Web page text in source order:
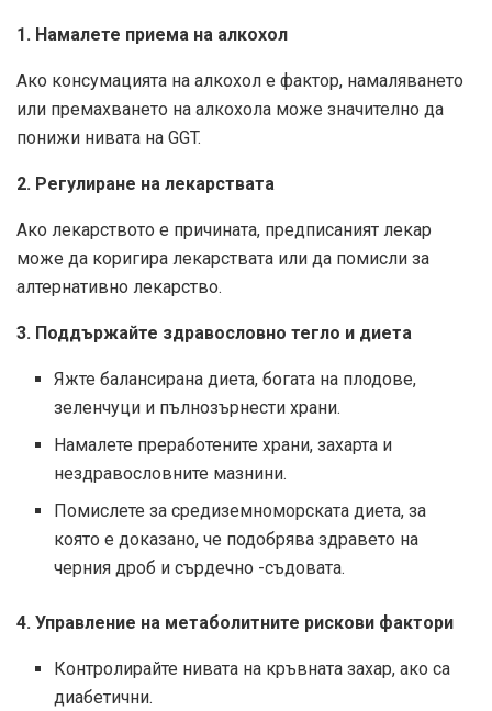
1. Намалете приема на алкохол
Ако консумацията на алкохол е фактор, намаляването
или премахването на алкохола може значително да
понижи нивата на GGT.
2. Регулиране на лекарствата
Ако лекарството е причината, предписаният лекар
може да коригира лекарствата или да помисли за
алтернативно лекарство.
3. Поддържайте здравословно тегло и диета
Яжте балансирана диета, богата на плодове,
зеленчуци и пълнозърнести храни.
Намалете преработените храни, захарта и
нездравословните мазнини.
Помислете за средиземноморската диета, за
която е доказано, че подобрява здравето на
черния дроб и сърдечно -съдовата.
4. Управление на метаболитните рискови фактори
Контролирайте нивата на кръвната захар, ако са
диабетични.